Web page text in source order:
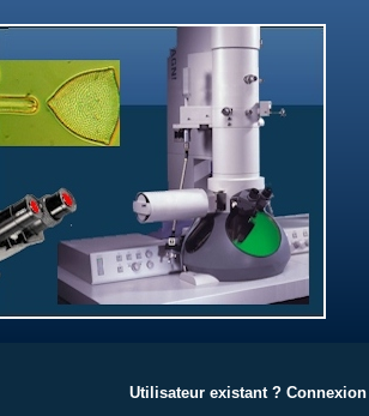
Utilisateur existant ? Connexion